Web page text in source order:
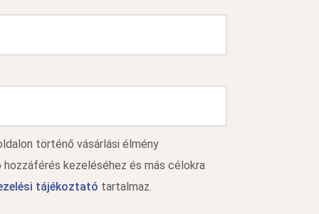
történő vásárlási élmény
kezeléséhez és más célokra
tájékoztató tartalmaz.